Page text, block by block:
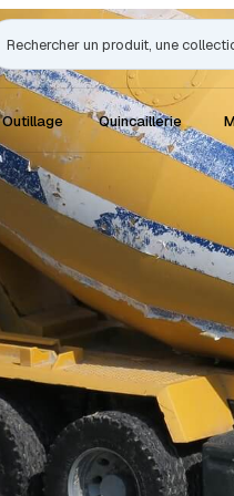
Rechercher
Outillage Quincaillerie